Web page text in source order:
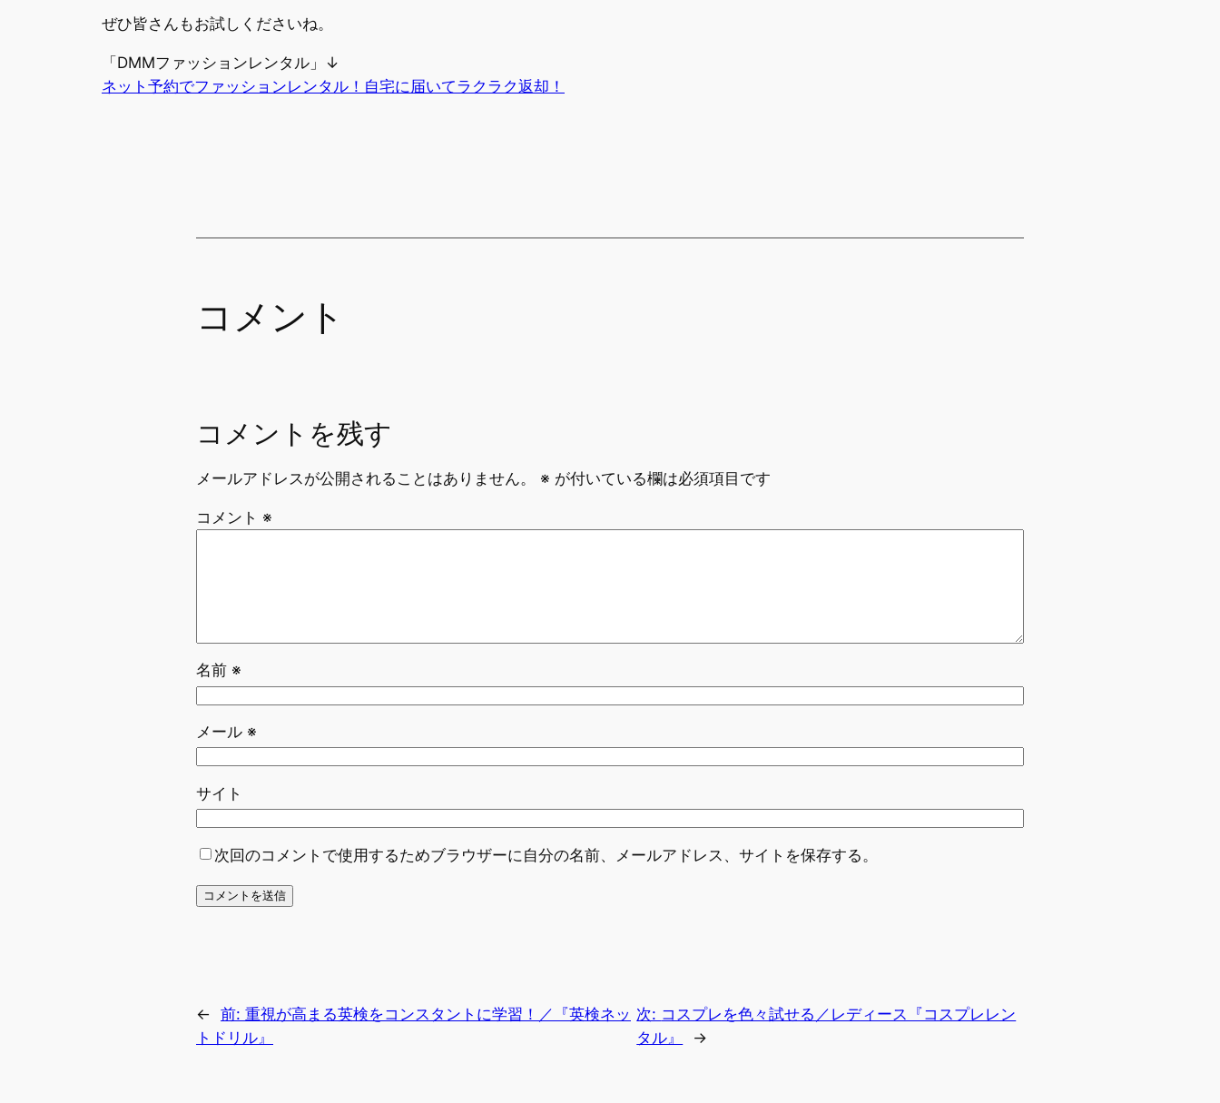
ぜひ皆さんもお試しくださいね。
「DMMファッションレンタル」↓
ネット予約でファッションレンタル！自宅に届いてラクラク返却！
コメント
コメントを残す
メールアドレスが公開されることはありません。 ※ が付いている欄は必須項目です
コメント ※
名前 ※
メール ※
サイト
次回のコメントで使用するためブラウザーに自分の名前、メールアドレス、サイトを保存する。
← 前: 重視が高まる英検をコンスタントに学習！／『英検ネッ
トドリル』
次: コスプレを色々試せる／レディース『コスプレレン
タル』
→